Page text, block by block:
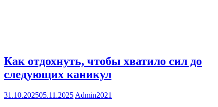
Как отдохнуть, чтобы хватило сил до
следующих каникул
31.10.202505.11.2025 Admin2021